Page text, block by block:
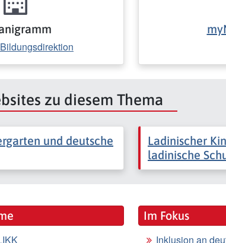
zu diesem Thema
und deutsche
Ladinischer
ladinische
Im Fokus
Inklusion an